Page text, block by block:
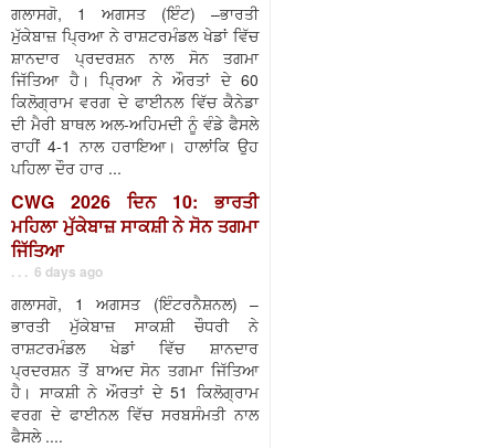
ਗਲਾਸਗੋ, 1 ਅਗਸਤ (ਇੰਟ) –ਭਾਰਤੀ
ਮੁੱਕੇਬਾਜ਼ ਪ੍ਰਿਆ ਨੇ ਰਾਸ਼ਟਰਮੰਡਲ ਖੇਡਾਂ ਵਿੱਚ
ਸ਼ਾਨਦਾਰ ਪ੍ਰਦਰਸ਼ਨ ਨਾਲ ਸੋਨ ਤਗਮਾ
ਜਿੱਤਿਆ ਹੈ। ਪ੍ਰਿਆ ਨੇ ਔਰਤਾਂ ਦੇ 60
ਕਿਲੋਗ੍ਰਾਮ ਵਰਗ ਦੇ ਫਾਈਨਲ ਵਿੱਚ ਕੈਨੇਡਾ
ਦੀ ਮੈਰੀ ਬਾਥਲ ਅਲ-ਅਹਿਮਦੀ ਨੂੰ ਵੰਡੇ ਫੈਸਲੇ
ਰਾਹੀਂ 4-1 ਨਾਲ ਹਰਾਇਆ। ਹਾਲਾਂਕਿ ਉਹ
ਪਹਿਲਾ ਦੌਰ ਹਾਰ ...
CWG 2026 ਦਿਨ 10: ਭਾਰਤੀ
ਮਹਿਲਾ ਮੁੱਕੇਬਾਜ਼ ਸਾਕਸ਼ੀ ਨੇ ਸੋਨ ਤਗਮਾ
ਜਿੱਤਿਆ
. . . 6 days ago
ਗਲਾਸਗੋ, 1 ਅਗਸਤ (ਇੰਟਰਨੈਸ਼ਨਲ) –
ਭਾਰਤੀ ਮੁੱਕੇਬਾਜ਼ ਸਾਕਸ਼ੀ ਚੌਧਰੀ ਨੇ
ਰਾਸ਼ਟਰਮੰਡਲ ਖੇਡਾਂ ਵਿੱਚ ਸ਼ਾਨਦਾਰ
ਪ੍ਰਦਰਸ਼ਨ ਤੋਂ ਬਾਅਦ ਸੋਨ ਤਗਮਾ ਜਿੱਤਿਆ
ਹੈ। ਸਾਕਸ਼ੀ ਨੇ ਔਰਤਾਂ ਦੇ 51 ਕਿਲੋਗ੍ਰਾਮ
ਵਰਗ ਦੇ ਫਾਈਨਲ ਵਿੱਚ ਸਰਬਸੰਮਤੀ ਨਾਲ
ਫੈਸਲੇ ....